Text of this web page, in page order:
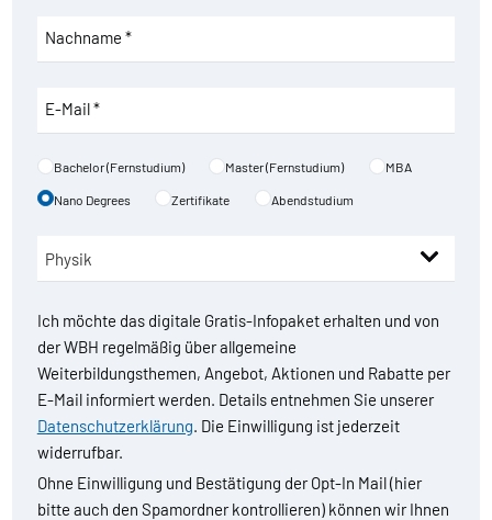
Nachname *
E-Mail *
Bachelor (Fernstudium) Master (Fernstudium) MBA
Nano Degrees Zertifikate Abendstudium
Ich möchte das digitale Gratis-Infopaket erhalten und von
der WBH regelmäßig über allgemeine
Weiterbildungsthemen, Angebot, Aktionen und Rabatte per
E-Mail informiert werden. Details entnehmen Sie unserer
Datenschutzerklärung. Die Einwilligung ist jederzeit
widerrufbar.
Ohne Einwilligung und Bestätigung der Opt-In Mail (hier
bitte auch den Spamordner kontrollieren) können wir Ihnen